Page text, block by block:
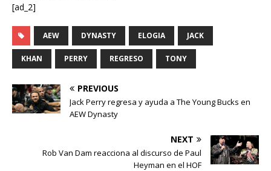
[ad_2]
AEW DYNASTY ELOGIA JACK
KHAN PERRY REGRESO TONY
PREVIOUS
Jack Perry regresa y ayuda a The Young Bucks en
AEW Dynasty
NEXT
Rob Van Dam reacciona al discurso de Paul
Heyman en el HOF